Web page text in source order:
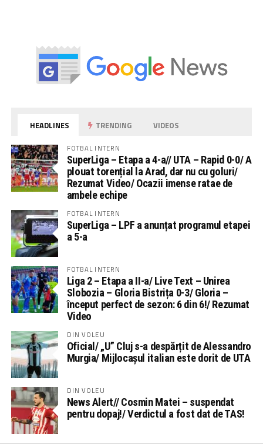
HEADLINES TRENDING VIDEOS
FOTBAL INTERN
SuperLiga – Etapa a 4-a// UTA – Rapid 0-0/ A
plouat torențial la Arad, dar nu cu goluri/
Rezumat Video/ Ocazii imense ratae de
ambele echipe
FOTBAL INTERN
SuperLiga – LPF a anunțat programul etapei
a 5-a
FOTBAL INTERN
Liga 2 – Etapa a II-a/ Live Text – Unirea
Slobozia – Gloria Bistrița 0-3/ Gloria –
început perfect de sezon: 6 din 6!/ Rezumat
Video
DIN VOLEU
Oficial/ „U” Cluj s-a despărțit de Alessandro
Murgia/ Mijlocașul italian este dorit de UTA
DIN VOLEU
News Alert// Cosmin Matei – suspendat
pentru dopaj!/ Verdictul a fost dat de TAS!